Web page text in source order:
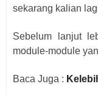
sekarang kalian
Sebelum lanjut
module-module
Baca Juga :